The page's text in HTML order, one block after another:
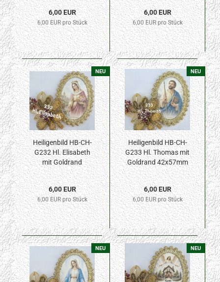
6,00 EUR
6,00 EUR pro Stück
42x57mm
6,00 EUR
6,00 EUR pro Stück
NEU
Heiligenbild HB-CH-
G232 Hl. Elisabeth
mit Goldrand
42x57mm
6,00 EUR
6,00 EUR pro Stück
NEU
Heiligenbild HB-CH-
G233 Hl. Thomas mit
Goldrand 42x57mm
6,00 EUR
6,00 EUR pro Stück
NEU NEU